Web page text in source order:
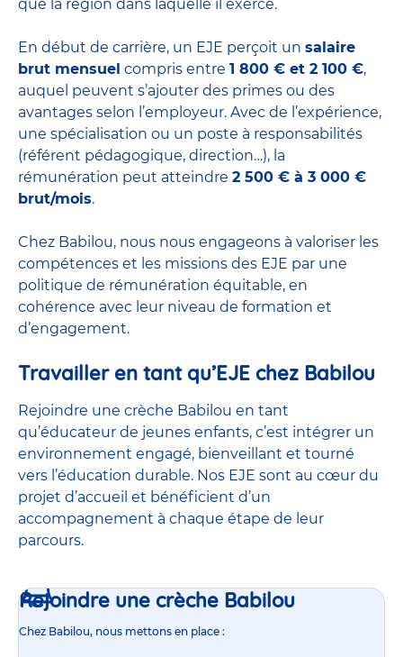
que la région dans laquelle il exerce.
En début de carrière, un EJE perçoit un salaire
brut mensuel compris entre 1 800 € et 2 100 €,
auquel peuvent s’ajouter des primes ou des
avantages selon l’employeur. Avec de l’expérience,
une spécialisation ou un poste à responsabilités
(référent pédagogique, direction…), la
rémunération peut atteindre 2 500 € à 3 000 €
brut/mois.
Chez Babilou, nous nous engageons à valoriser les
compétences et les missions des EJE par une
politique de rémunération équitable, en
cohérence avec leur niveau de formation et
d’engagement.
Travailler en tant qu’EJE chez Babilou
Rejoindre une crèche Babilou en tant
qu’éducateur de jeunes enfants, c’est intégrer un
environnement engagé, bienveillant et tourné
vers l’éducation durable. Nos EJE sont au cœur du
projet d’accueil et bénéficient d’un
accompagnement à chaque étape de leur
parcours.
Rejoindre une crèche Babilou
Chez Babilou, nous mettons en place :